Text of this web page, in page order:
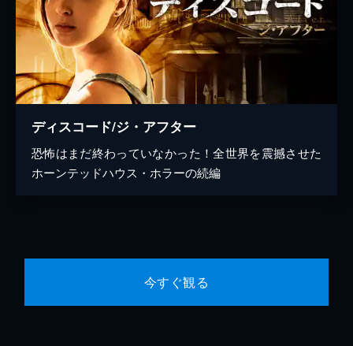
ディスコード/ジ・アフター
恐怖はまだ終わっていなかった！全世界を震撼させた
ホーンテッドハウス・ホラーの続編
今すぐ観る